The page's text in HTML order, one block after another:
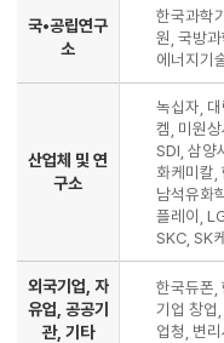
국•공립연구
소
한국과학
원, 국방
에너지기
산업체 및 연
구소
녹십자,
켐, 미원
SDI, 삼양
화케미칼,
남석유화
플레이,
SKC, SK
외국기업, 자
유업, 공공기
관, 기타
한국듀폰,
기업 창업
업청, 변